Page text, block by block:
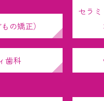
の矯正）
セラ
歯科